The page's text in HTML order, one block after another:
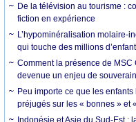
De la télévision au tourisme :
fiction en expérience
L’hypominéralisation molaire-
qui touche des millions
Comment la présence de
devenue un enjeu de
Peu importe ce que les
préjugés sur les « bonnes » et
Indonésie et Asie du Sud-Est :